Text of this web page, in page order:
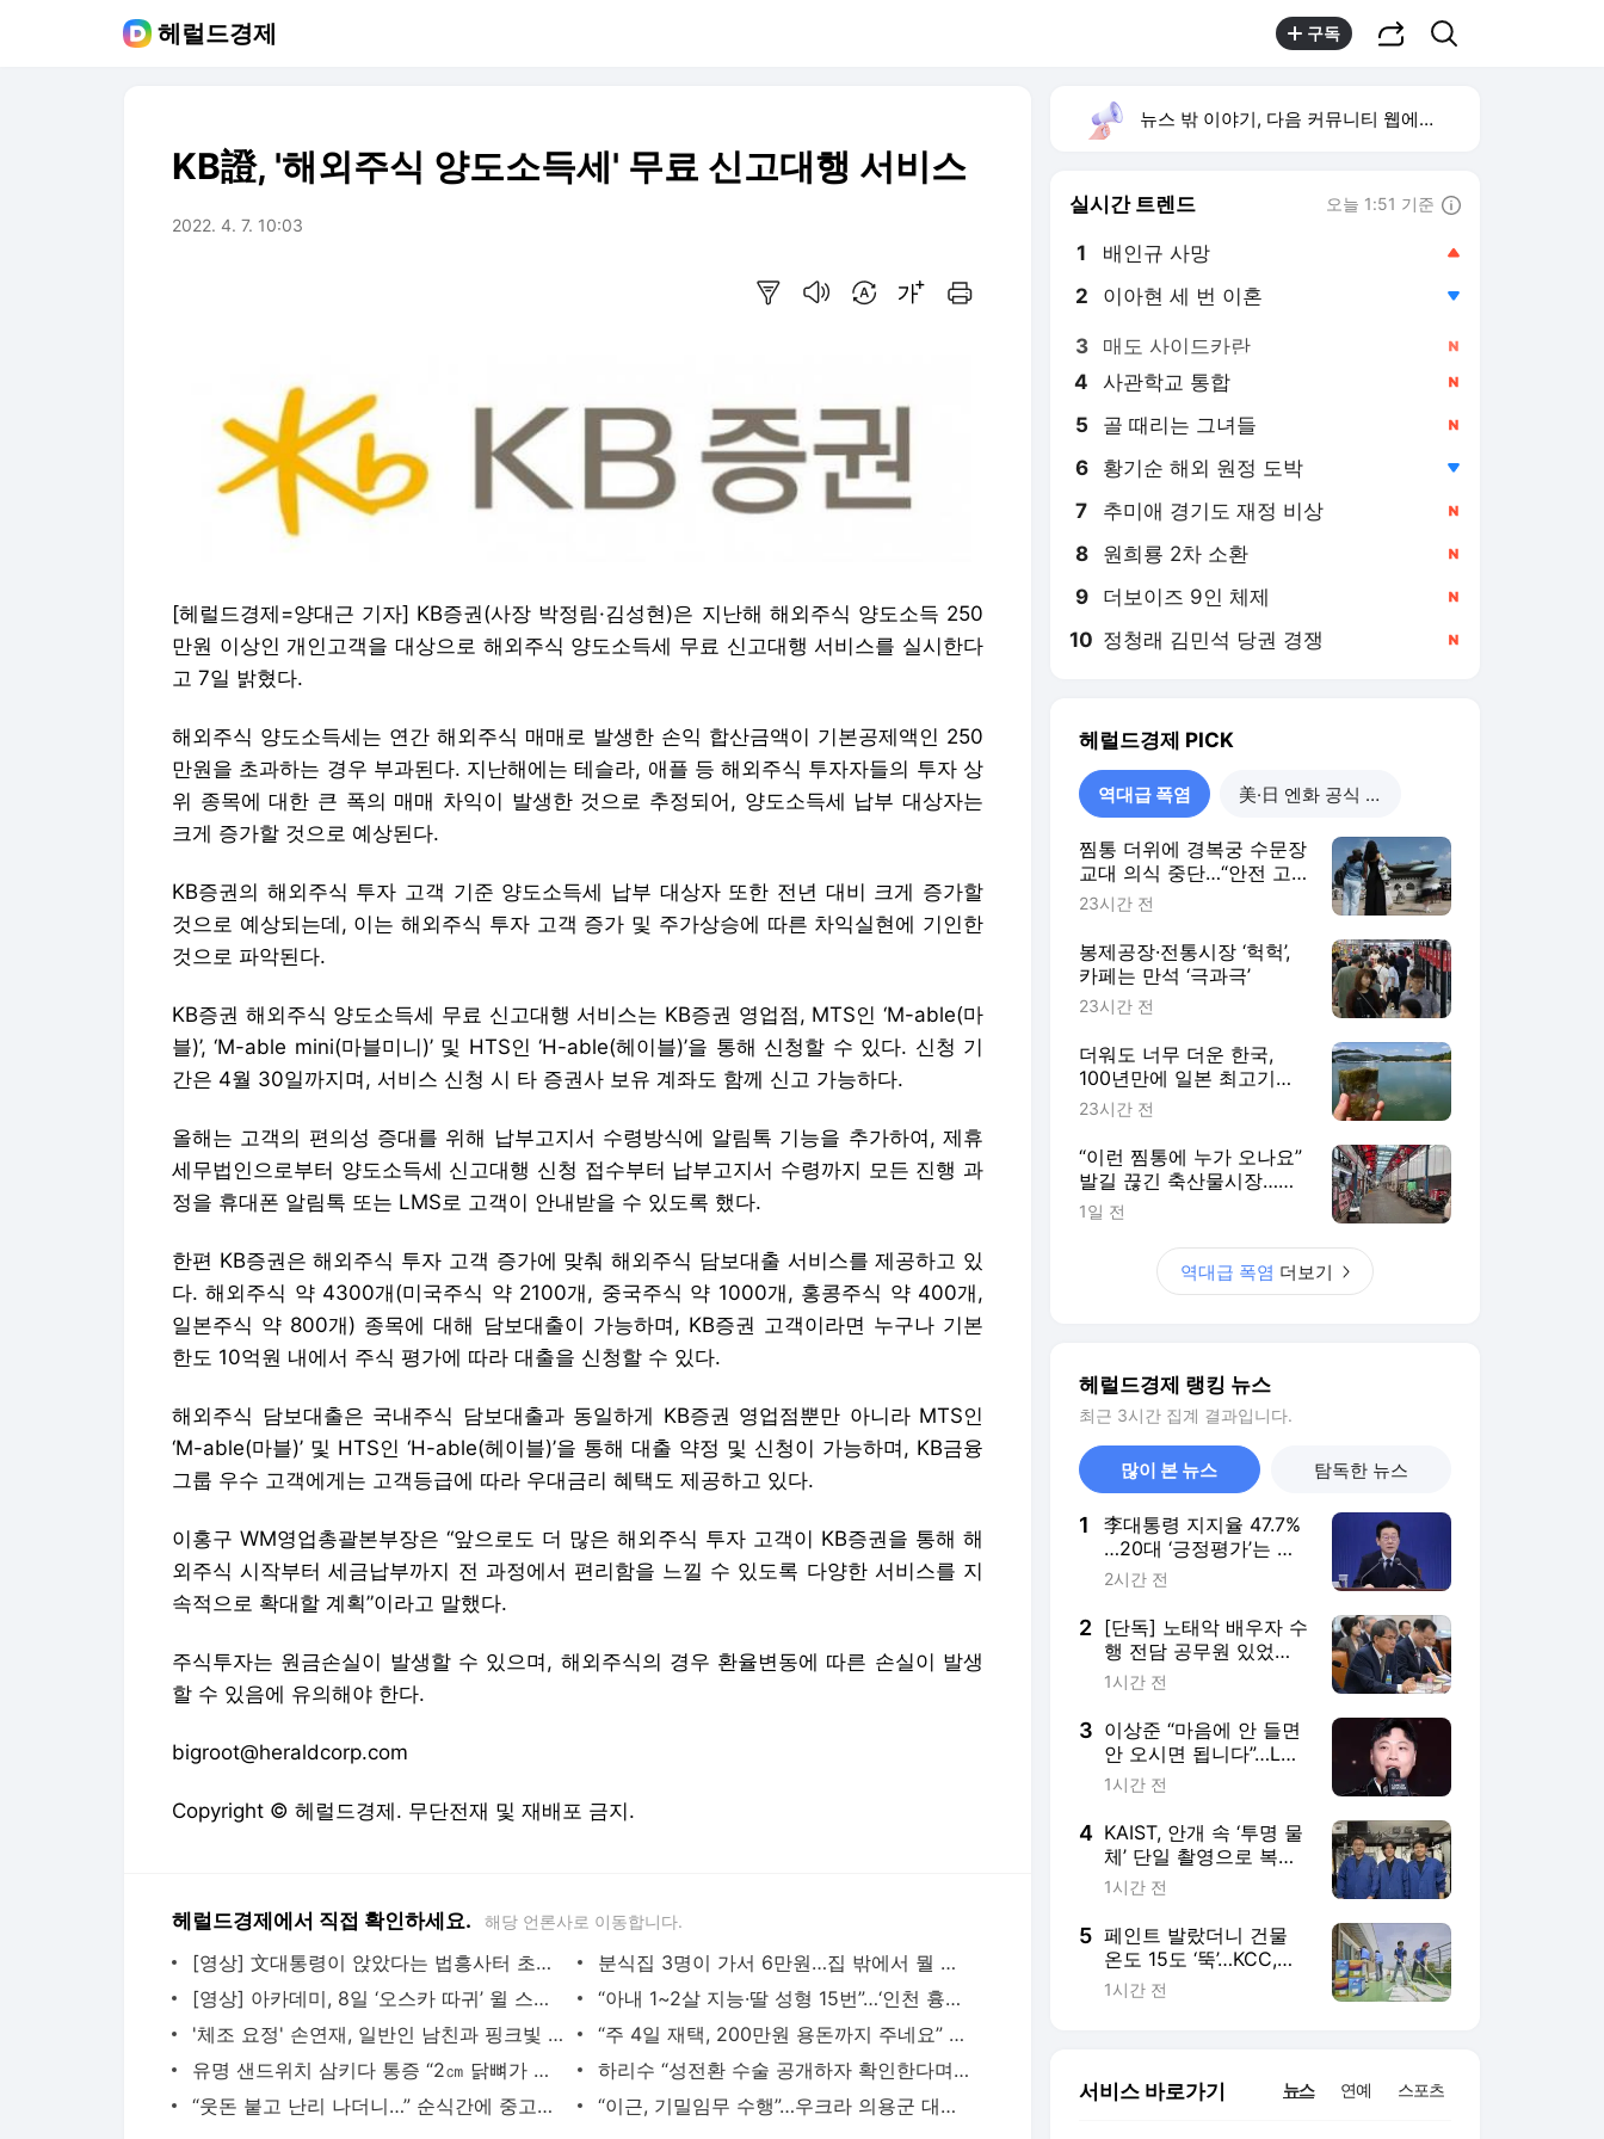
헤럴드경제 구독
KB證, '해외주식 양도소득세' 무료 신고대행 서비스
2022. 4. 7. 10:03
[헤럴드경제=양대근 기자] KB증권(사장 박정림·김성현)은 지난해 해외주식 양도소득 250
만원 이상인 개인고객을 대상으로 해외주식 양도소득세 무료 신고대행 서비스를 실시한다
고 7일 밝혔다.
해외주식 양도소득세는 연간 해외주식 매매로 발생한 손익 합산금액이 기본공제액인 250
만원을 초과하는 경우 부과된다. 지난해에는 테슬라, 애플 등 해외주식 투자자들의 투자 상
위 종목에 대한 큰 폭의 매매 차익이 발생한 것으로 추정되어, 양도소득세 납부 대상자는
크게 증가할 것으로 예상된다.
KB증권의 해외주식 투자 고객 기준 양도소득세 납부 대상자 또한 전년 대비 크게 증가할
것으로 예상되는데, 이는 해외주식 투자 고객 증가 및 주가상승에 따른 차익실현에 기인한
것으로 파악된다.
KB증권 해외주식 양도소득세 무료 신고대행 서비스는 KB증권 영업점, MTS인 ‘M-able(마
블)’, ‘M-able mini(마블미니)’ 및 HTS인 ‘H-able(헤이블)’을 통해 신청할 수 있다. 신청 기
간은 4월 30일까지며, 서비스 신청 시 타 증권사 보유 계좌도 함께 신고 가능하다.
올해는 고객의 편의성 증대를 위해 납부고지서 수령방식에 알림톡 기능을 추가하여, 제휴
세무법인으로부터 양도소득세 신고대행 신청 접수부터 납부고지서 수령까지 모든 진행 과
정을 휴대폰 알림톡 또는 LMS로 고객이 안내받을 수 있도록 했다.
한편 KB증권은 해외주식 투자 고객 증가에 맞춰 해외주식 담보대출 서비스를 제공하고 있
다. 해외주식 약 4300개(미국주식 약 2100개, 중국주식 약 1000개, 홍콩주식 약 400개,
일본주식 약 800개) 종목에 대해 담보대출이 가능하며, KB증권 고객이라면 누구나 기본
한도 10억원 내에서 주식 평가에 따라 대출을 신청할 수 있다.
해외주식 담보대출은 국내주식 담보대출과 동일하게 KB증권 영업점뿐만 아니라 MTS인
‘M-able(마블)’ 및 HTS인 ‘H-able(헤이블)’을 통해 대출 약정 및 신청이 가능하며, KB금융
그룹 우수 고객에게는 고객등급에 따라 우대금리 혜택도 제공하고 있다.
이홍구 WM영업총괄본부장은 “앞으로도 더 많은 해외주식 투자 고객이 KB증권을 통해 해
외주식 시작부터 세금납부까지 전 과정에서 편리함을 느낄 수 있도록 다양한 서비스를 지
속적으로 확대할 계획”이라고 말했다.
주식투자는 원금손실이 발생할 수 있으며, 해외주식의 경우 환율변동에 따른 손실이 발생
할 수 있음에 유의해야 한다.
bigroot@heraldcorp.com
Copyright © 헤럴드경제. 무단전재 및 재배포 금지.
헤럴드경제에서 직접 확인하세요. 해당 언론사로 이동합니다.
[영상] 文대통령이 앉았다는 법흥사터 초석에 가 봤더니…
분식집 3명이 가서 6만원…집 밖에서 뭘 먹는게 두렵다
[영상] 아카데미, 8일 ‘오스카 따귀’ 윌 스미스 처벌 방안 논의 [나우,어스]
“아내 1~2살 지능·딸 성형 15번”…‘인천 흉기난동’ 피해자 울분
'체조 요정' 손연재, 일반인 남친과 핑크빛 열애 중
“주 4일 재택, 200만원 용돈까지 주네요” 부러운 ‘이 회사’ 어디길래
유명 샌드위치 삼키다 통증 “2㎝ 닭뼈가 목 찔렀다”
하리수 “성전환 수술 공개하자 확인한다며 잠자리 요구”
“웃돈 붙고 난리 나더니…” 순식간에 중고가 ‘뚝’, LG ‘이것’
“이근, 기밀임무 수행”…우크라 의용군 대변인 “SNS 내용 사실”
뉴스 밖 이야기, 다음 커뮤니티 웹에서 보기
실시간 트렌드 오늘 1:51 기준
1 배인규 사망
2 이아현 세 번 이혼
3 매도 사이드카란
4 사관학교 통합
5 골 때리는 그녀들
6 황기순 해외 원정 도박
7 추미애 경기도 재정 비상
8 원희룡 2차 소환
9 더보이즈 9인 체제
10 정청래 김민석 당권 경쟁
헤럴드경제 PICK
역대급 폭염 美·日 엔화 공식 개입
찜통 더위에 경복궁 수문장
교대 의식 중단…“안전 고
려”
23시간 전
봉제공장·전통시장 ‘헉헉’,
카페는 만석 ‘극과극’
23시간 전
더워도 너무 더운 한국,
100년만에 일본 최고기온
넘었다 [H-EXCLUSIVE]
23시간 전
“이런 찜통에 누가 오나요”
발길 끊긴 축산물시장…가
격은 더 오른다 [유통가 폭
1일 전
역대급 폭염 더보기
헤럴드경제 랭킹 뉴스
최근 3시간 집계 결과입니다.
많이 본 뉴스 탐독한 뉴스
1
李대통령 지지율 47.7%
…20대 ‘긍정평가’는 한
주 만에 18.8%↓ [미디
2시간 전
2 [단독] 노태악 배우자 수
행 전담 공무원 있었
다…합수본 진술 확보
1시간 전
3 이상준 “마음에 안 들면
안 오시면 됩니다”…LA
공연 지각설엔 반박, 음
1시간 전
4 KAIST, 안개 속 ‘투명 물
체’ 단일 촬영으로 복원
한다
1시간 전
5 페인트 발랐더니 건물
온도 15도 ‘뚝’…KCC,
‘40도 폭염’에 차열도료
1시간 전
서비스 바로가기 뉴스 연예 스포츠